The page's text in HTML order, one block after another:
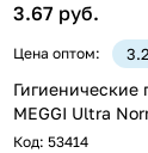
3.67 руб.
Цена оптом:
Гигиенические
MEGGI Ultra
Код: 53414